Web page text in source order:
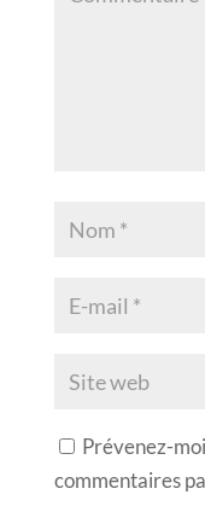
Prévenez-
commentaires